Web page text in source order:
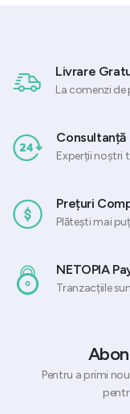
Livrare
La comenzi
Consultanță
Experții noștri
Prețuri
Plătești mai
NETOPIA
Tranzacțiile
Pentru a primi